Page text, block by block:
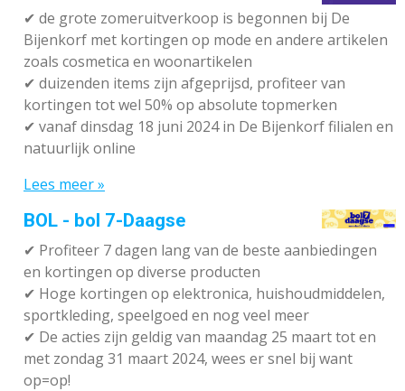
✔ de grote zomeruitverkoop is begonnen bij De
Bijenkorf met kortingen op mode en andere artikelen
zoals cosmetica en woonartikelen
✔ duizenden items zijn afgeprijsd, profiteer van
kortingen tot wel 50% op absolute topmerken
✔ vanaf dinsdag 18 juni 2024 in De Bijenkorf filialen en
natuurlijk online
Lees meer »
BOL - bol 7-Daagse
✔ Profiteer 7 dagen lang van de beste aanbiedingen
en kortingen op diverse producten
✔ Hoge kortingen op elektronica, huishoudmiddelen,
sportkleding, speelgoed en nog veel meer
✔ De acties zijn geldig van maandag 25 maart tot en
met zondag 31 maart 2024, wees er snel bij want
op=op!